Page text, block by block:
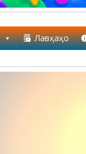
Лавҳаҳо